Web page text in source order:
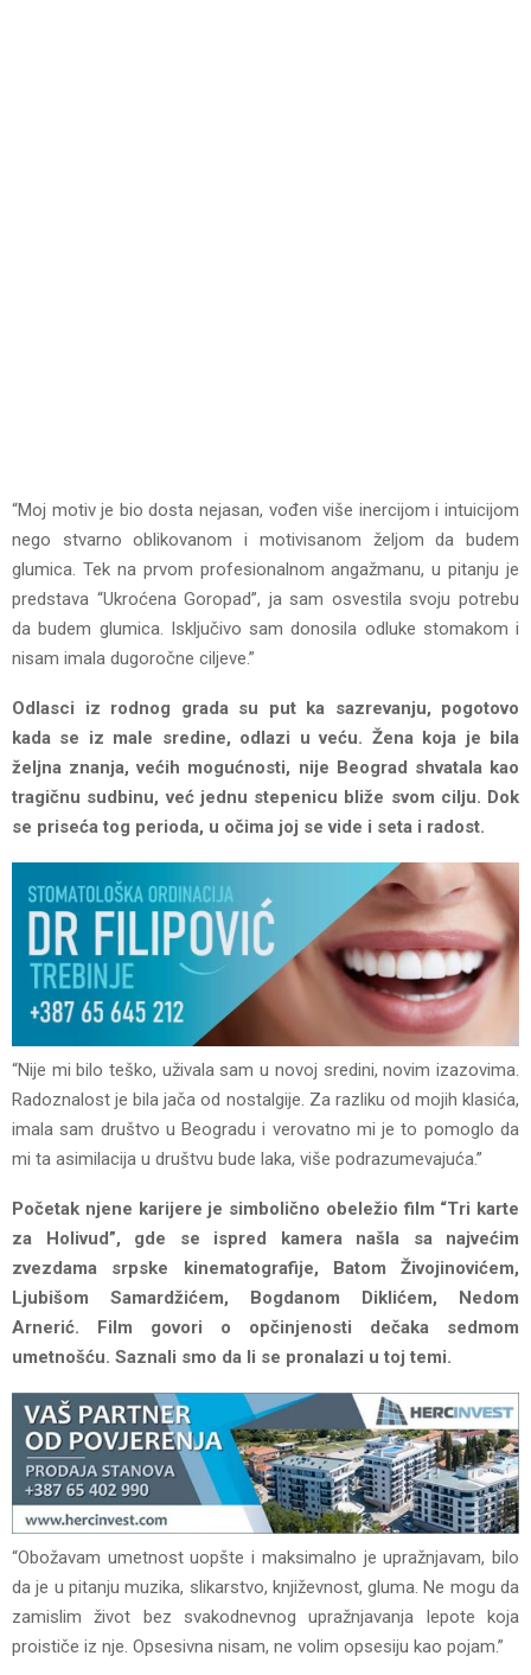
“Moj motiv je bio dosta nejasan, vođen više inercijom i intuicijom
nego stvarno oblikovanom i motivisanom željom da budem
glumica. Tek na prvom profesionalnom angažmanu, u pitanju je
predstava “Ukroćena Goropad”, ja sam osvestila svoju potrebu
da budem glumica. Isključivo sam donosila odluke stomakom i
nisam imala dugoročne ciljeve.”
Odlasci iz rodnog grada su put ka sazrevanju, pogotovo
kada se iz male sredine, odlazi u veću. Žena koja je bila
željna znanja, većih mogućnosti, nije Beograd shvatala kao
tragičnu sudbinu, već jednu stepenicu bliže svom cilju. Dok
se priseća tog perioda, u očima joj se vide i seta i radost.
“Nije mi bilo teško, uživala sam u novoj sredini, novim izazovima.
Radoznalost je bila jača od nostalgije. Za razliku od mojih klasića,
imala sam društvo u Beogradu i verovatno mi je to pomoglo da
mi ta asimilacija u društvu bude laka, više podrazumevajuća.”
Početak njene karijere je simbolično obeležio film “Tri karte
za Holivud”, gde se ispred kamera našla sa najvećim
zvezdama srpske kinematografije, Batom Živojinovićem,
Ljubišom Samardžićem, Bogdanom Diklićem, Nedom
Arnerić. Film govori o opčinjenosti dečaka sedmom
umetnošću. Saznali smo da li se pronalazi u toj temi.
“Obožavam umetnost uopšte i maksimalno je upražnjavam, bilo
da je u pitanju muzika, slikarstvo, književnost, gluma. Ne mogu da
zamislim život bez svakodnevnog upražnjavanja lepote koja
proističe iz nje. Opsesivna nisam, ne volim opsesiju kao pojam.”